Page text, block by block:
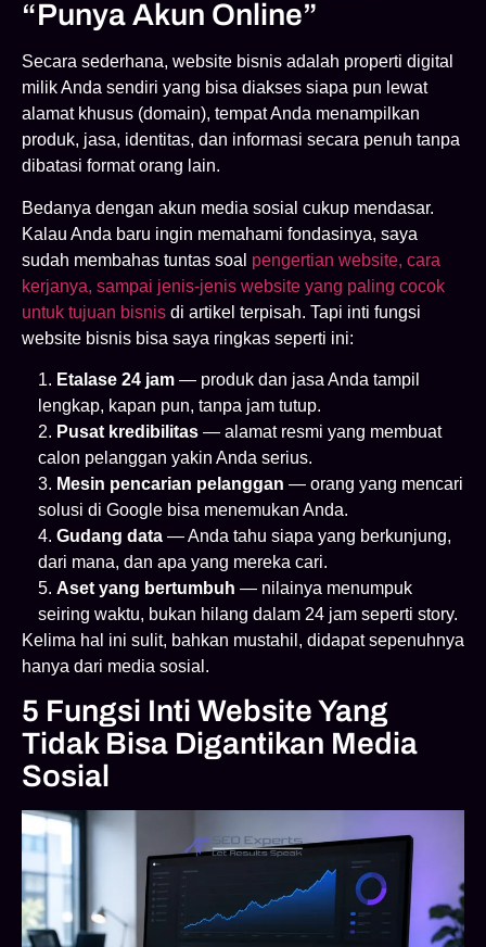
“Punya Akun Online”
Secara sederhana, website bisnis adalah properti digital
milik Anda sendiri yang bisa diakses siapa pun lewat
alamat khusus (domain), tempat Anda menampilkan
produk, jasa, identitas, dan informasi secara penuh tanpa
dibatasi format orang lain.
Bedanya dengan akun media sosial cukup mendasar.
Kalau Anda baru ingin memahami fondasinya, saya
sudah membahas tuntas soal pengertian website, cara
kerjanya, sampai jenis-jenis website yang paling cocok
untuk tujuan bisnis di artikel terpisah. Tapi inti fungsi
website bisnis bisa saya ringkas seperti ini:
Etalase 24 jam — produk dan jasa Anda tampil
lengkap, kapan pun, tanpa jam tutup.
Pusat kredibilitas — alamat resmi yang membuat
calon pelanggan yakin Anda serius.
Mesin pencarian pelanggan — orang yang mencari
solusi di Google bisa menemukan Anda.
Gudang data — Anda tahu siapa yang berkunjung,
dari mana, dan apa yang mereka cari.
Aset yang bertumbuh — nilainya menumpuk
seiring waktu, bukan hilang dalam 24 jam seperti story.
Kelima hal ini sulit, bahkan mustahil, didapat sepenuhnya
hanya dari media sosial.
5 Fungsi Inti Website Yang
Tidak Bisa Digantikan Media
Sosial